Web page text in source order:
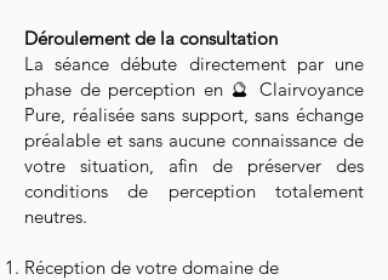
Déroulement de la consultation
La séance débute directement par une
phase de perception en 🔮 Clairvoyance
Pure, réalisée sans support, sans échange
préalable et sans aucune connaissance de
votre situation, afin de préserver des
conditions de perception totalement
neutres.
Réception de votre domaine de